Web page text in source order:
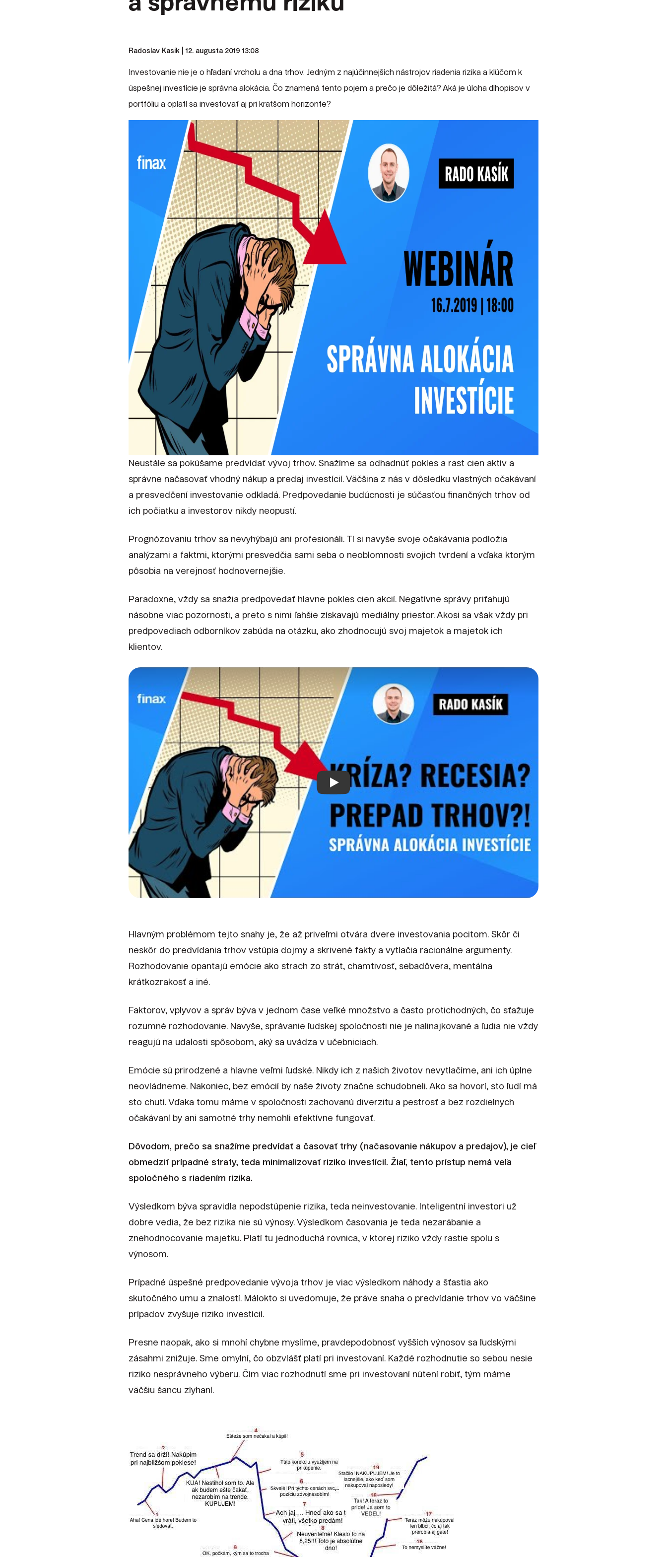
Radoslav Kasík | 12. augusta 2019 13:08
Investovanie nie je o hľadaní vrcholu a dna trhov. Jedným z najúčinnejších nástrojov riadenia rizika a kľúčom k
úspešnej investície je správna alokácia. Čo znamená tento pojem a prečo je dôležitá? Aká je úloha dlhopisov v
portfóliu a oplatí sa investovať aj pri kratšom horizonte?
Neustále sa pokúšame predvídať vývoj trhov. Snažíme sa odhadnúť pokles a rast cien aktív a
správne načasovať vhodný nákup a predaj investícií. Väčšina z nás v dôsledku vlastných očakávaní
a presvedčení investovanie odkladá. Predpovedanie budúcnosti je súčasťou finančných trhov od
ich počiatku a investorov nikdy neopustí.
Prognózovaniu trhov sa nevyhýbajú ani profesionáli. Tí si navyše svoje očakávania podložia
analýzami a faktmi, ktorými presvedčia sami seba o neoblomnosti svojich tvrdení a vďaka ktorým
pôsobia na verejnosť hodnovernejšie.
Paradoxne, vždy sa snažia predpovedať hlavne pokles cien akcií. Negatívne správy priťahujú
násobne viac pozornosti, a preto s nimi ľahšie získavajú mediálny priestor. Akosi sa však vždy pri
predpovediach odborníkov zabúda na otázku, ako zhodnocujú svoj majetok a majetok ich
klientov.
Prehrať video
Hlavným problémom tejto snahy je, že až priveľmi otvára dvere investovania pocitom. Skôr či
neskôr do predvídania trhov vstúpia dojmy a skrivené fakty a vytlačia racionálne argumenty.
Rozhodovanie opantajú emócie ako strach zo strát, chamtivosť, sebadôvera, mentálna
krátkozrakosť a iné.
Faktorov, vplyvov a správ býva v jednom čase veľké množstvo a často protichodných, čo sťažuje
rozumné rozhodovanie. Navyše, správanie ľudskej spoločnosti nie je nalinajkované a ľudia nie vždy
reagujú na udalosti spôsobom, aký sa uvádza v učebniciach.
Emócie sú prirodzené a hlavne veľmi ľudské. Nikdy ich z našich životov nevytlačíme, ani ich úplne
neovládneme. Nakoniec, bez emócií by naše životy značne schudobneli. Ako sa hovorí, sto ľudí má
sto chutí. Vďaka tomu máme v spoločnosti zachovanú diverzitu a pestrosť a bez rozdielnych
očakávaní by ani samotné trhy nemohli efektívne fungovať.
Dôvodom, prečo sa snažíme predvídať a časovať trhy (načasovanie nákupov a predajov), je cieľ
obmedziť prípadné straty, teda minimalizovať riziko investícií. Žiaľ, tento prístup nemá veľa
spoločného s riadením rizika.
Výsledkom býva spravidla nepodstúpenie rizika, teda neinvestovanie. Inteligentní investori už
dobre vedia, že bez rizika nie sú výnosy. Výsledkom časovania je teda nezarábanie a
znehodnocovanie majetku. Platí tu jednoduchá rovnica, v ktorej riziko vždy rastie spolu s
výnosom.
Prípadné úspešné predpovedanie vývoja trhov je viac výsledkom náhody a šťastia ako
skutočného umu a znalostí. Málokto si uvedomuje, že práve snaha o predvídanie trhov vo väčšine
prípadov zvyšuje riziko investícií.
Presne naopak, ako si mnohí chybne myslíme, pravdepodobnosť vyšších výnosov sa ľudskými
zásahmi znižuje. Sme omylní, čo obzvlášť platí pri investovaní. Každé rozhodnutie so sebou nesie
riziko nesprávneho výberu. Čím viac rozhodnutí sme pri investovaní nútení robiť, tým máme
väčšiu šancu zlyhaní.